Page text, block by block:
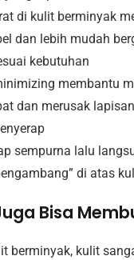
di kulit berminyak
dan lebih mudah
kebutuhan
membantu
dan merusak
sempurna lalu
di atas
Bisa
berminyak, kulit